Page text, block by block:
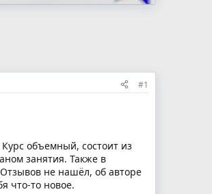
#1
объемный, состоит из
занятия. Также в
не нашёл, об авторе
что-то новое.